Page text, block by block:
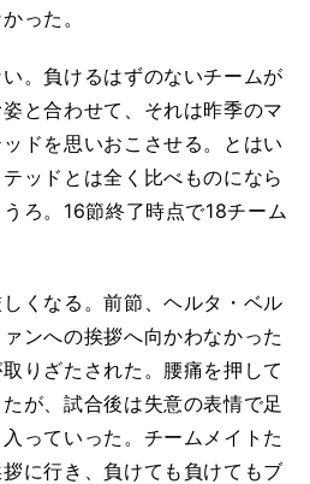
った。
。負けるはずのないチームが
と合わせて、それは昨季のマ
ドを思いおこさせる。とはい
ッドとは全く比べものになら
ろ。16節終了時点で18チーム
くなる。前節、ヘルタ・ベル
ンへの挨拶へ向かわなかった
りざたされた。腰痛を押して
が、試合後は失意の表情で足
っていった。チームメイトた
に行き、負けても負けてもブ